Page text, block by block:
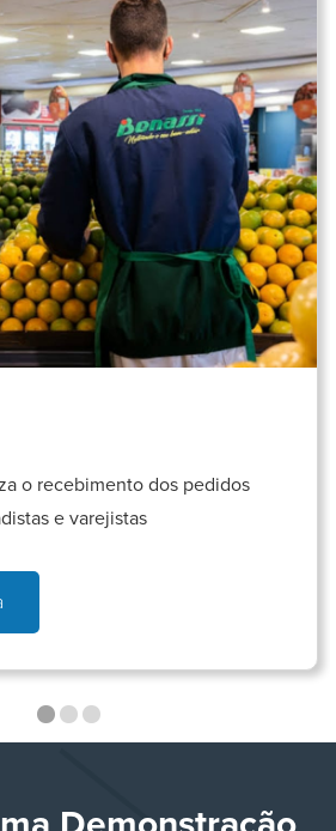
o recebimento dos pedidos
e varejistas